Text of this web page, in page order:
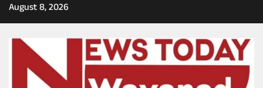
Skip
to
August 8, 2026